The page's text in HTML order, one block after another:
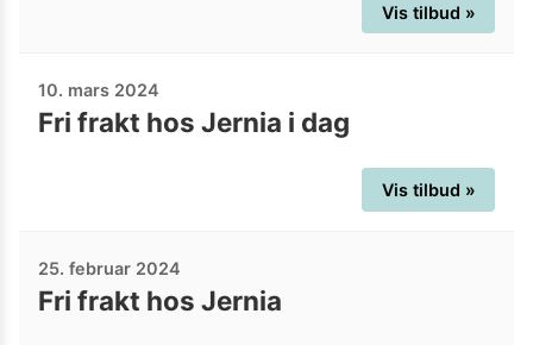
Vis tilbud »
10. mars 2024
Fri frakt hos Jernia i dag
Vis tilbud »
25. februar 2024
Fri frakt hos Jernia